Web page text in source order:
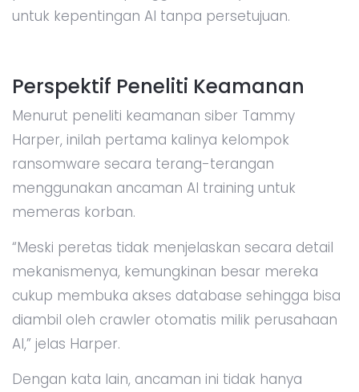
untuk kepentingan AI tanpa persetujuan.
Perspektif Peneliti Keamanan
Menurut peneliti keamanan siber Tammy
Harper, inilah pertama kalinya kelompok
ransomware secara terang-terangan
menggunakan ancaman AI training untuk
memeras korban.
“Meski peretas tidak menjelaskan secara detail
mekanismenya, kemungkinan besar mereka
cukup membuka akses database sehingga bisa
diambil oleh crawler otomatis milik perusahaan
AI,” jelas Harper.
Dengan kata lain, ancaman ini tidak hanya